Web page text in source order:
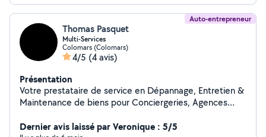
Auto-entrepreneur
Thomas Pasquet
Multi-Services
Colomars (Colomars)
4/5 (4 avis)
Présentation
Votre prestataire de service en Dépannage, Entretien &
Maintenance de biens pour Conciergeries, Agences
environs (06)
Dernier avis laissé par Veronique : 5/5